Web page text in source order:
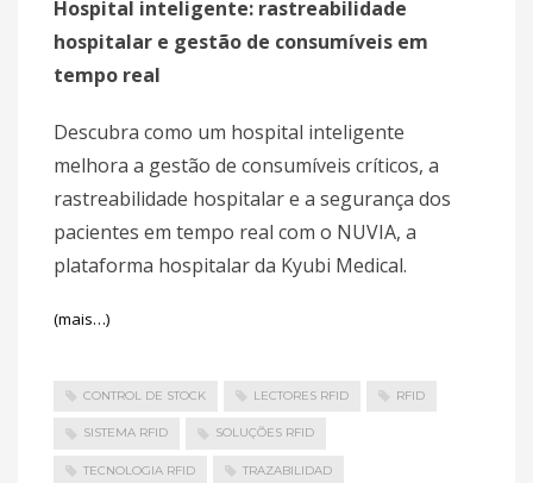
Hospital inteligente: rastreabilidade
hospitalar e gestão de consumíveis em
tempo real
Descubra como um hospital inteligente
melhora a gestão de consumíveis críticos, a
rastreabilidade hospitalar e a segurança dos
pacientes em tempo real com o NUVIA, a
plataforma hospitalar da Kyubi Medical.
(mais…)
CONTROL DE STOCK LECTORES RFID RFID
SISTEMA RFID SOLUÇÕES RFID
TECNOLOGIA RFID TRAZABILIDAD